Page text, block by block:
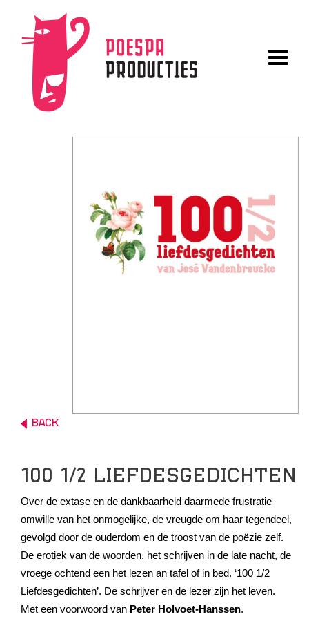
AUTEURS
OVER ONS
GRAFISCHE VORMGEVING
BACK
100 1/2 LIEFDESGEDICHTEN
Over de extase en de dankbaarheid daarmede frustratie
omwille van het onmogelijke, de vreugde om haar tegendeel,
gevolgd door de ouderdom en de troost van de poëzie zelf.
De erotiek van de woorden, het schrijven in de late nacht, de
vroege ochtend een het lezen an tafel of in bed. ‘100 1/2
Liefdesgedichten’. De schrijver en de lezer zijn het leven.
Met een voorwoord van Peter Holvoet-Hanssen.